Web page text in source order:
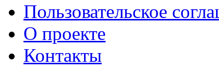
Пользовательское
О проекте
Контакты